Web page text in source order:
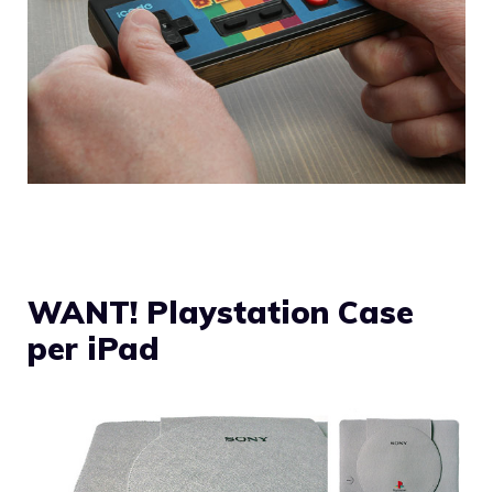
WANT! Playstation Case
per iPad